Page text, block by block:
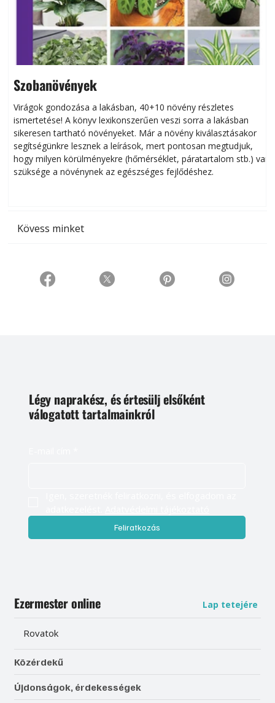
Szobanövények
Virágok gondozása a lakásban, 40+10 növény részletes
ismertetése! A könyv lexikonszerűen veszi sorra a lakásban
sikeresen tart­ha­tó növényeket. Már a növény kiválasztásakor
segítségünkre lesznek a leírások, mert pontosan megtudjuk,
hogy milyen körülményekre (hőmérséklet, páratartalom stb.) van
szüksége a növénynek az egészséges fejlődéshez.
Kövess minket
Légy naprakész, és értesülj elsőként
válogatott tartalmainkról
Feliratkozás
Ezermester online Lap tetejére
Rovatok
Közérdekű
Újdonságok, érdekességek